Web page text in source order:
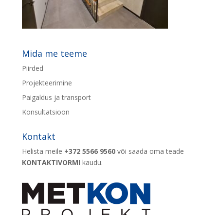
Mida me teeme
Piirded
Projekteerimine
Paigaldus ja transport
Konsultatsioon
Kontakt
Helista meile +372 5566 9560või saada oma teade
KONTAKTIVORMI kaudu.